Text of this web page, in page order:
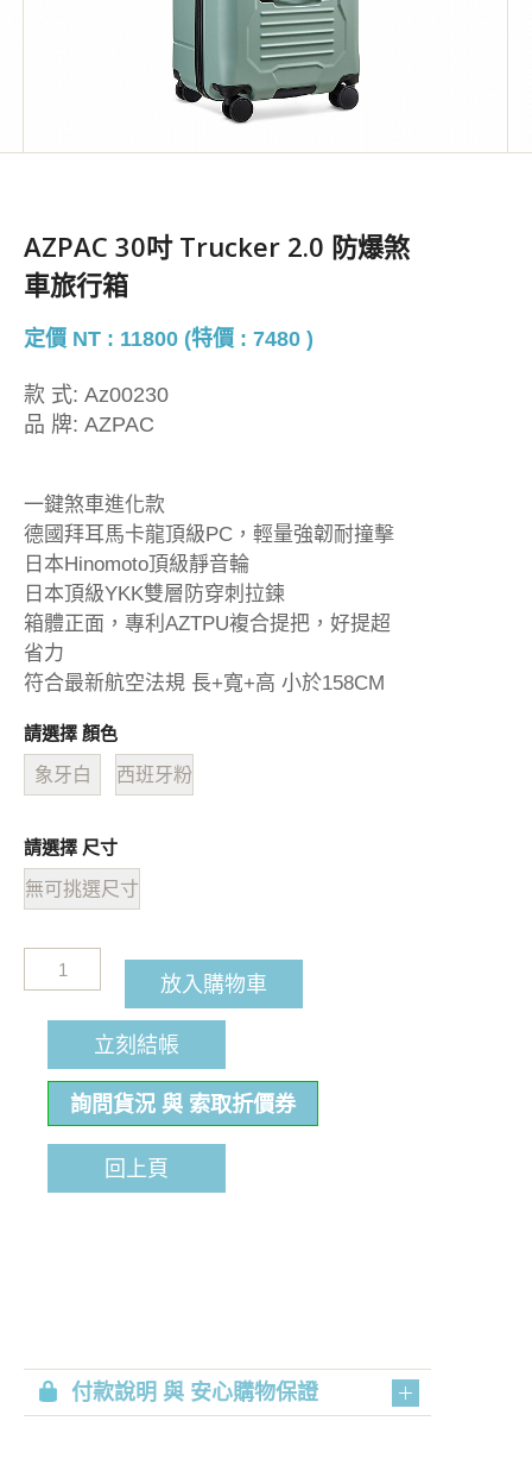
AZPAC 30吋 Trucker 2.0 防爆煞
車旅行箱
定價 NT : 11800 (特價 : 7480 )
款 式: Az00230
品 牌: AZPAC
一鍵煞車進化款
德國拜耳馬卡龍頂級PC，輕量強韌耐撞擊
日本Hinomoto頂級靜音輪
日本頂級YKK雙層防穿刺拉鍊
箱體正面，專利AZTPU複合提把，好提超
省力
符合最新航空法規 長+寬+高 小於158CM
請選擇 顏色
象牙白 西班牙粉
請選擇 尺寸
無可挑選尺寸
放入購物車
立刻結帳
詢問貨況 與 索取折價券
回上頁
付款說明 與 安心購物保證